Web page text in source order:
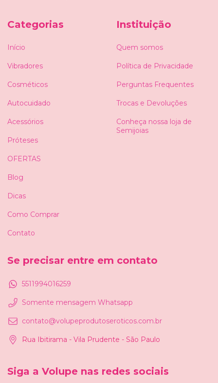
Categorias
Início
Vibradores
Cosméticos
Autocuidado
Acessórios
Próteses
OFERTAS
Blog
Dicas
Como Comprar
Contato
Instituição
Quem somos
Política de Privacidade
Perguntas Frequentes
Trocas e Devoluções
Conheça nossa loja de
Semijoias
Se precisar entre em contato
5511994016259
Somente mensagem Whatsapp
contato@volupeprodutoseroticos.com.br
Rua Ibitirama - Vila Prudente - São Paulo
Siga a Volupe nas redes sociais